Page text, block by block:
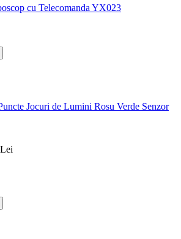
cu Telecomanda YX023
Jocuri de Lumini Rosu Verde Senzor